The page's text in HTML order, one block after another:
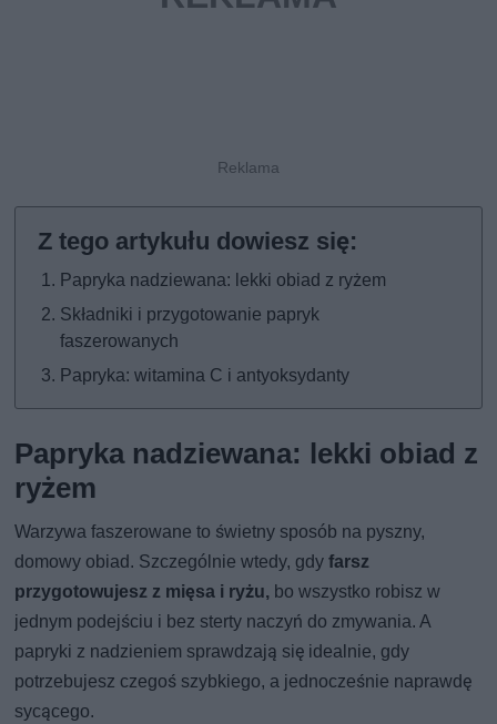
Papryka nadziewana: lekki obiad z ryżem
Składniki i przygotowanie papryk
faszerowanych
Papryka: witamina C i antyoksydanty
Papryka nadziewana: lekki obiad z
ryżem
Warzywa faszerowane to świetny sposób na pyszny,
domowy obiad. Szczególnie wtedy, gdyfarsz
przygotowujesz z mięsa i ryżu, bo wszystko robisz w
jednym podejściu i bez sterty naczyń do zmywania. A
papryki z nadzieniem sprawdzają się idealnie, gdy
potrzebujesz czegoś szybkiego, a jednocześnie naprawdę
sycącego.